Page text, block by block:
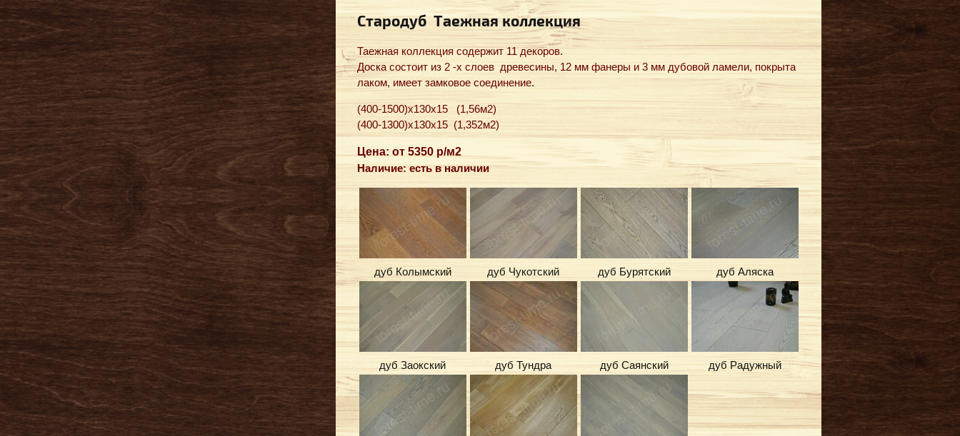
Стародуб Таежная коллекция
Таежная коллекция содержит 11 декоров.
Доска состоит из 2 -х слоев древесины, 12 мм фанеры и 3 мм дубовой ламели, покрыта
лаком, имеет замковое соединение.
(400-1500)x130x15 (1,56м2)
(400-1300)x130x15 (1,352м2)
Цена: от 5350 р/м2
Наличие: есть в наличии
дуб Колымский дуб Чукотский дуб Бурятский дуб Аляска
дуб Заокский дуб Тундра дуб Саянский дуб Радужный